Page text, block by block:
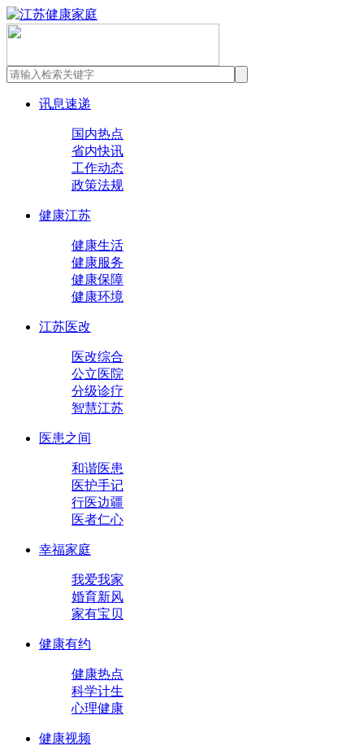
讯息速递
国内热点
省内快讯
工作动态
政策法规
健康江苏
健康生活
健康服务
健康保障
健康环境
江苏医改
医改综合
公立医院
分级诊疗
智慧江苏
医患之间
和谐医患
医护手记
行医边疆
医者仁心
幸福家庭
我爱我家
婚育新风
家有宝贝
健康有约
健康热点
科学计生
心理健康
健康视频